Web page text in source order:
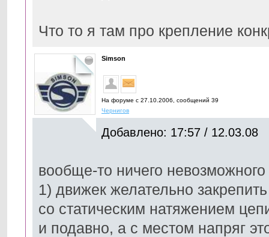
Что то я там про крепление
Simson
На форуме с 27.10.2006, cообщений 39
Чернигов
Добавлено: 17:57 / 12.03.08
вообще-то ничего невозможного
1) движек желательно
со статическим натяжением
и подавно, а с местом напряг